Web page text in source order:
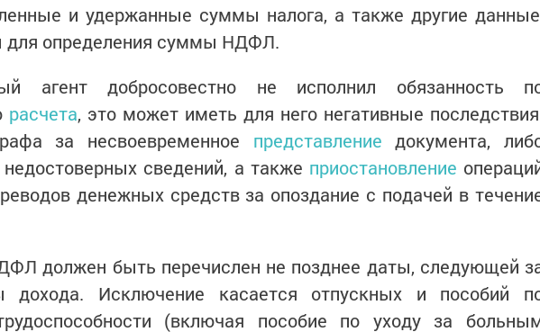
и удержанные суммы налога, а также другие
для определения суммы НДФЛ.
агент добросовестно не исполнил обязанность
расчета, это может иметь для него негативные
за несвоевременное представление документа,
недостоверных сведений, а также приостановление
денежных средств за опоздание с подачей в
должен быть перечислен не позднее даты, следующей
дохода. Исключение касается отпускных и пособий
(включая пособие по уходу за